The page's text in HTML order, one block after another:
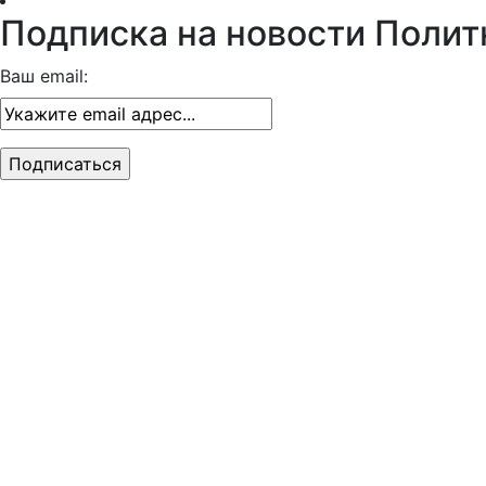
Подписка на новости
Ваш email: